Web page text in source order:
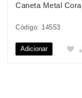
Caneta Metal
Código: 14553
Adicionar